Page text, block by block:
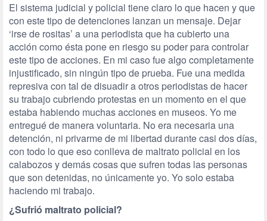
El sistema judicial y policial tiene claro lo que hacen y que
con este tipo de detenciones lanzan un mensaje. Dejar
‘irse de rositas’ a una periodista que ha cubierto una
acción como ésta pone en riesgo su poder para controlar
este tipo de acciones. En mi caso fue algo completamente
injustificado, sin ningún tipo de prueba. Fue una medida
represiva con tal de disuadir a otros periodistas de hacer
su trabajo cubriendo protestas en un momento en el que
estaba habiendo muchas acciones en museos. Yo me
entregué de manera voluntaria. No era necesaria una
detención, ni privarme de mi libertad durante casi dos días,
con todo lo que eso conlleva de maltrato policial en los
calabozos y demás cosas que sufren todas las personas
que son detenidas, no únicamente yo. Yo solo estaba
haciendo mi trabajo.
¿Sufrió maltrato policial?